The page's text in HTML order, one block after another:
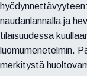
naudanlannalla ja
tilaisuudessa
luomumenetelmin.
merkitystä